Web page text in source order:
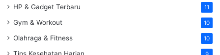
HP & Gadget Terbaru 11
Gym & Workout 10
Olahraga & Fitness 10